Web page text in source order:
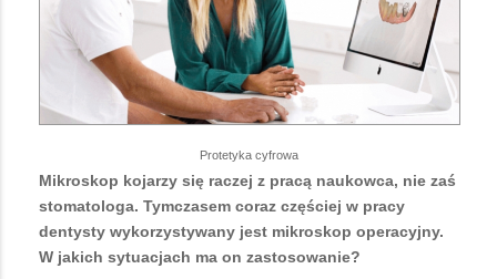
Protetyka cyfrowa
Mikroskop kojarzy się raczej z pracą naukowca, nie zaś
stomatologa. Tymczasem coraz częściej w pracy
dentysty wykorzystywany jest mikroskop operacyjny.
W jakich sytuacjach ma on zastosowanie?